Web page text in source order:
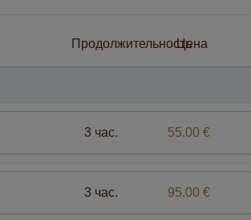
ПродолжительностьЦена
3 час. 55.00 €
3 час. 95.00 €